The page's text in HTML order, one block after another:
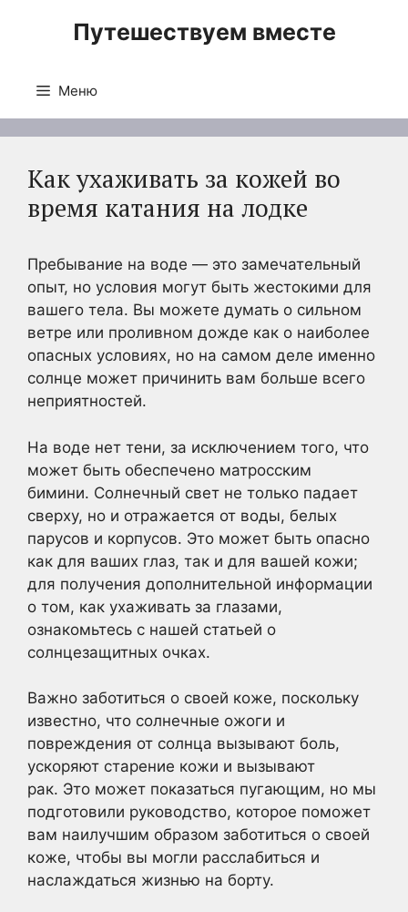
Путешествуем вместе
Меню
Как ухаживать за кожей во
время катания на лодке
Пребывание на воде — это замечательный
опыт, но условия могут быть жестокими для
вашего тела. Вы можете думать о сильном
ветре или проливном дожде как о наиболее
опасных условиях, но на самом деле именно
солнце может причинить вам больше всего
неприятностей.
На воде нет тени, за исключением того, что
может быть обеспечено матросским
бимини. Солнечный свет не только падает
сверху, но и отражается от воды, белых
парусов и корпусов. Это может быть опасно
как для ваших глаз, так и для вашей кожи;
для получения дополнительной информации
о том, как ухаживать за глазами,
ознакомьтесь с нашей статьей о
солнцезащитных очках.
Важно заботиться о своей коже, поскольку
известно, что солнечные ожоги и
повреждения от солнца вызывают боль,
ускоряют старение кожи и вызывают
рак. Это может показаться пугающим, но мы
подготовили руководство, которое поможет
вам наилучшим образом заботиться о своей
коже, чтобы вы могли расслабиться и
наслаждаться жизнью на борту.